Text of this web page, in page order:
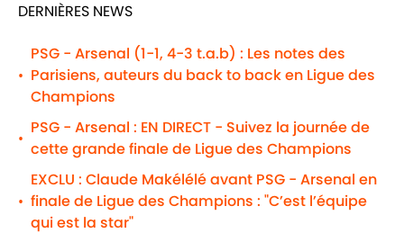
DERNIÈRES NEWS
•
PSG - Arsenal (1-1, 4-3 t.a.b) : Les notes des
Parisiens, auteurs du back to back en Ligue des
Champions
•
PSG - Arsenal : EN DIRECT - Suivez la journée de
cette grande finale de Ligue des Champions
•
EXCLU : Claude Makélélé avant PSG - Arsenal en
finale de Ligue des Champions : "C’est l’équipe
qui est la star"